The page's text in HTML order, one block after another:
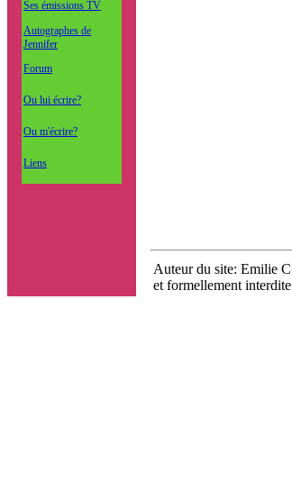
Ses émissions TV
Autographes de
Jennifer
Forum
Ou lui écrire?
Ou m'écrire?
Liens
Auteur du site: Emilie
et formellement